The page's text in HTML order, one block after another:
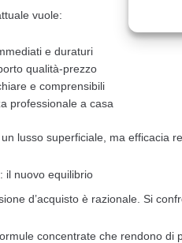
vuole:
e duraturi
qualità-prezzo
e comprensibili
professionale a casa
lusso superficiale, ma efficacia
il nuovo equilibrio
d’acquisto è razionale. Si
concentrate che rendono